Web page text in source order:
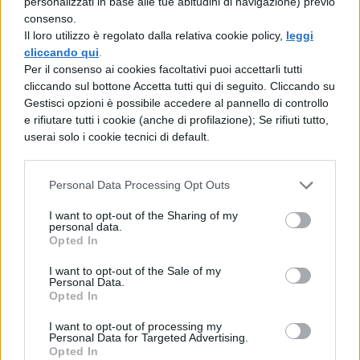
consenso.
Il loro utilizzo è regolato dalla relativa cookie policy, leggi
cliccando qui
Per il consenso ai cookies facoltativi puoi accettarli tutti
cliccando sul bottone Accetta tutti qui di seguito. Cliccando su
Gestisci opzioni è possibile accedere al pannello di controllo
e rifiutare tutti i cookie (anche di profilazione); Se rifiuti tutto,
userai solo i cookie tecnici di default.
Personal Data Processing Opt Outs
I want to opt-out of the Sharing of my
personal data.
Opted In
I want to opt-out of the Sale of my
Personal Data.
Opted In
I want to opt-out of processing my
Personal Data for Targeted Advertising.
Opted In
rimproverò, guardando la sua audacia.
Benché lui (lo zio) lo rimproverasse, egli
(Ciro) pregò (allo zio) di permettergli di
portare quello che aveva preso e di
donarglielo al nonno. Dicono che lo zio gli
rimprovererà soltanto te, ma anche me,
disse lui, “mi può frustare, ma una volta che
ciò che vuoi”, disse, “o zio, castigandomi,
concedimi tuttavia questo favore”. E allora
Ciassare disse alla fine: “Fa’ come vuoi.